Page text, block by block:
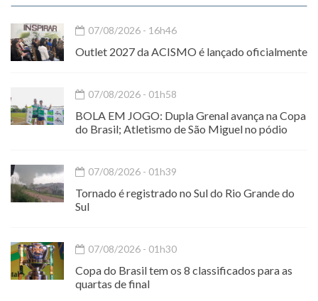
07/08/2026 - 16h46
Outlet 2027 da ACISMO é lançado oficialmente
07/08/2026 - 01h58
BOLA EM JOGO: Dupla Grenal avança na Copa
do Brasil; Atletismo de São Miguel no pódio
07/08/2026 - 01h39
Tornado é registrado no Sul do Rio Grande do
Sul
07/08/2026 - 01h30
Copa do Brasil tem os 8 classificados para as
quartas de final